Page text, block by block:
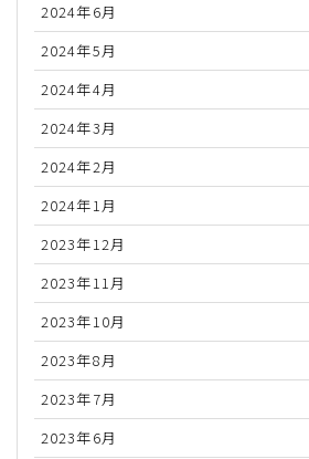
2024年6月
2024年5月
2024年4月
2024年3月
2024年2月
2024年1月
2023年12月
2023年11月
2023年10月
2023年8月
2023年7月
2023年6月